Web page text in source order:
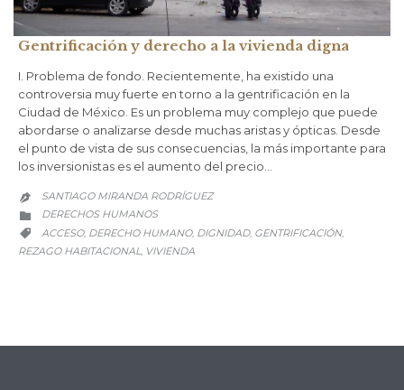
Gentrificación y derecho a la vivienda digna
I. Problema de fondo. Recientemente, ha existido una
controversia muy fuerte en torno a la gentrificación en la
Ciudad de México. Es un problema muy complejo que puede
abordarse o analizarse desde muchas aristas y ópticas. Desde
el punto de vista de sus consecuencias, la más importante para
los inversionistas es el aumento del precio…
 SANTIAGO MIRANDA RODRÍGUEZ
 CATEGORY
DERECHOS HUMANOS
 CATEGORY
ACCESO, DERECHO HUMANO, DIGNIDAD, GENTRIFICACIÓN,
REZAGO HABITACIONAL, VIVIENDA